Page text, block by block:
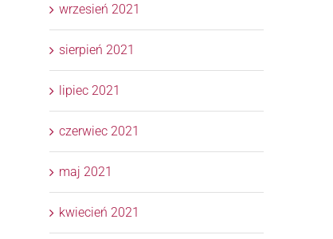
wrzesień 2021
sierpień 2021
lipiec 2021
czerwiec 2021
maj 2021
kwiecień 2021